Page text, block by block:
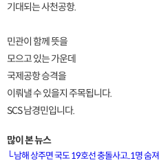
기대되는 사천공항.
민관이 함께 뜻을
모으고 있는 가운데
국제공항 승격을
이뤄낼 수 있을지 주목됩니다.
SCS 남경민입니다.
많이 본 뉴스
└남해 상주면 국도 19호선 충돌사고..1명 숨져